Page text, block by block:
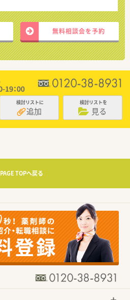
無料相談会を予約
検討リストに
追加
検討リストを
見る
PAGE TOPへ戻る